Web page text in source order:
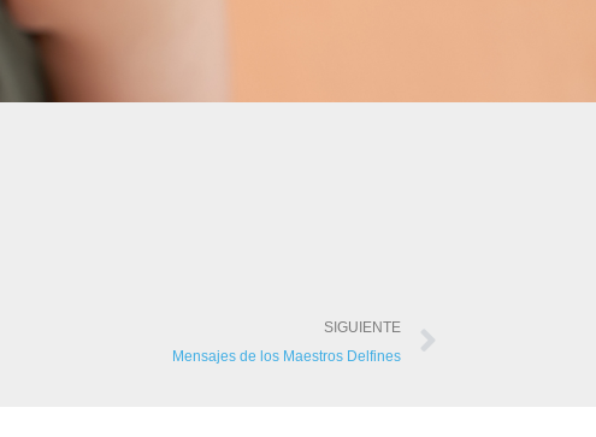
SIGUIENTE
Mensajes de los Maestros Delfines